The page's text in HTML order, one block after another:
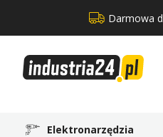
Darmowa
Elektronarzędzia